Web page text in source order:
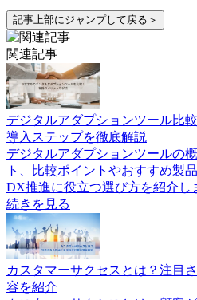
記事上部にジャンプして戻る＞
関連記事
デジタルアダプションツール比
導入ステップを徹底解説
デジタルアダプションツールの
ト、比較ポイントやおすすめ製
DX推進に役立つ選び方を紹介し
続きを見る
カスタマーサクセスとは？注目
容を紹介